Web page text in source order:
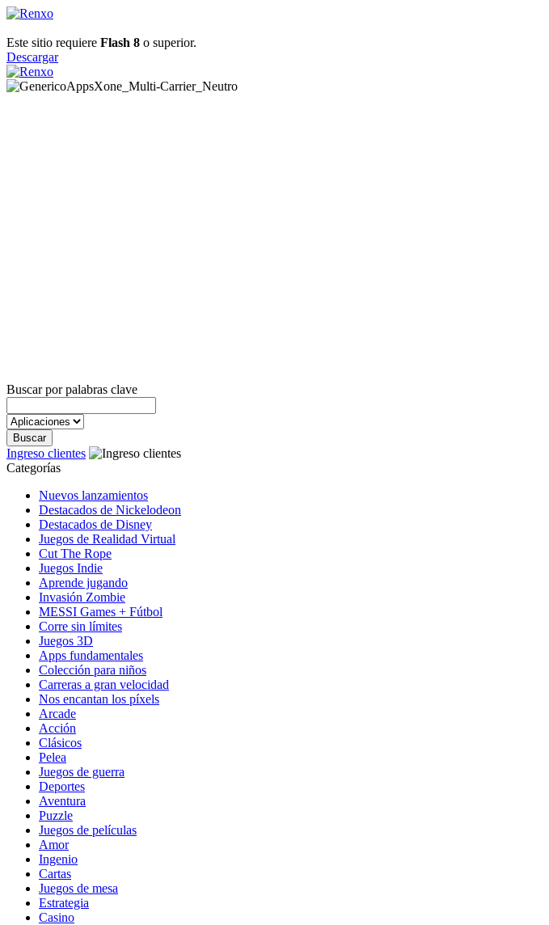
Este sitio requiere Flash 8 o superior.
Descargar
Buscar por palabras clave
Ingreso clientes
Categorías
Nuevos lanzamientos
Destacados de Nickelodeon
Destacados de Disney
Juegos de Realidad Virtual
Cut The Rope
Juegos Indie
Aprende jugando
Invasión Zombie
MESSI Games + Fútbol
Corre sin límites
Juegos 3D
Apps fundamentales
Colección para niños
Carreras a gran velocidad
Nos encantan los píxels
Arcade
Acción
Clásicos
Pelea
Juegos de guerra
Deportes
Aventura
Puzzle
Juegos de películas
Amor
Ingenio
Cartas
Juegos de mesa
Estrategia
Casino